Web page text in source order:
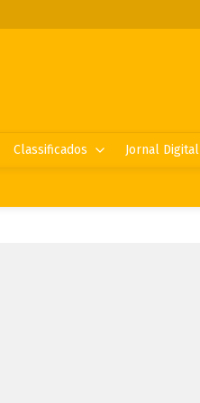
Classificados Jornal Digital